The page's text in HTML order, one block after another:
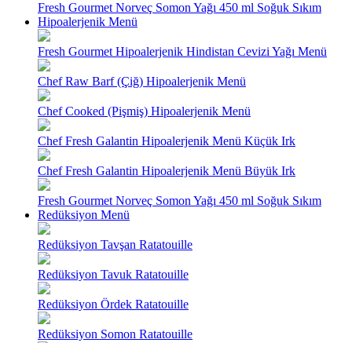
Fresh Gourmet Norveç Somon Yağı 450 ml Soğuk Sıkım
Hipoalerjenik Menü
Fresh Gourmet Hipoalerjenik Hindistan Cevizi Yağı Menü
Chef Raw Barf (Çiğ) Hipoalerjenik Menü
Chef Cooked (Pişmiş) Hipoalerjenik Menü
Chef Fresh Galantin Hipoalerjenik Menü Küçük Irk
Chef Fresh Galantin Hipoalerjenik Menü Büyük Irk
Fresh Gourmet Norveç Somon Yağı 450 ml Soğuk Sıkım
Redüksiyon Menü
Redüksiyon Tavşan Ratatouille
Redüksiyon Tavuk Ratatouille
Redüksiyon Ördek Ratatouille
Redüksiyon Somon Ratatouille